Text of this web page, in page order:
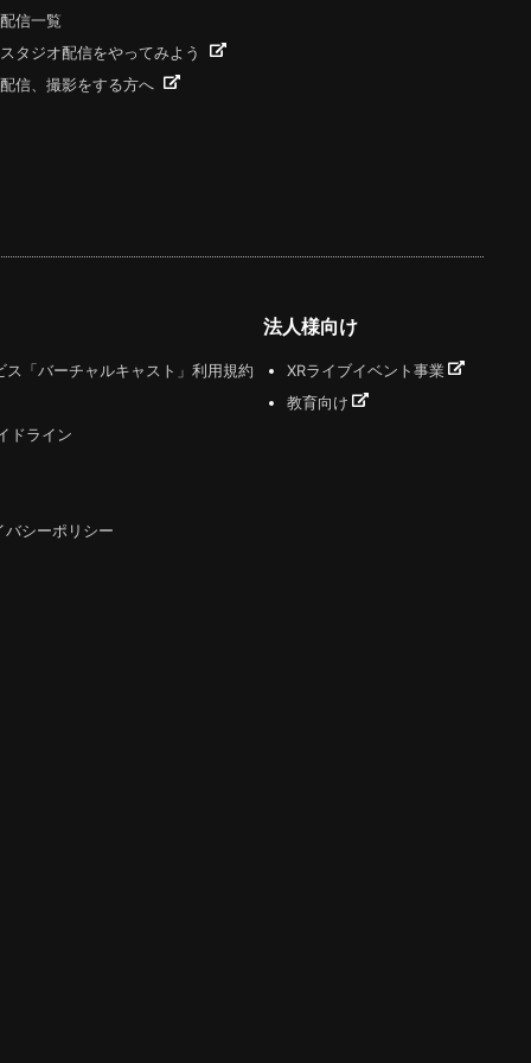
配信一覧
スタジオ配信をやってみよう
配信、撮影をする方へ
「バーチャルキャスト」利用規約
ドライン
バシーポリシー
法人様向け
XRライブイベント事業
教育向け